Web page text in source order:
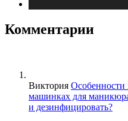
Комментарии
Виктория Особенности
машинках для
и дезинфицировать?